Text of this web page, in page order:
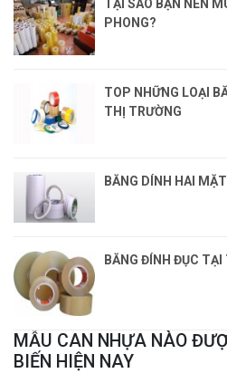
MẪU CAN NHỰA NÀO
BIẾN HIỆN NAY
TẠI SAO BẠN NÊN
PHONG?
TOP NHỮNG LOẠI
THỊ TRƯỜNG
BĂNG DÍNH HAI
BĂNG ĐÍNH ĐỤC TẠI